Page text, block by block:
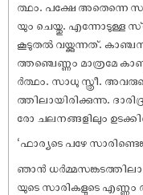
ത്ഥം. പക്ഷേ അതെന്നെ
യും ചെയ്തു.
കൂടുതൽ വയ്ക്കുന്നത്.
ത്തഞ്ചെണ്ണം മാത്രമേ
ർത്ഥം. സാധു സ്ത്രീ.
ത്തിലായിരിക്കുന്നു.
രോ ചലനങ്ങളിലും
‘ഫാര്യടെ പഴേ
ഞാൻ
യുടെ സാരികളുടെ